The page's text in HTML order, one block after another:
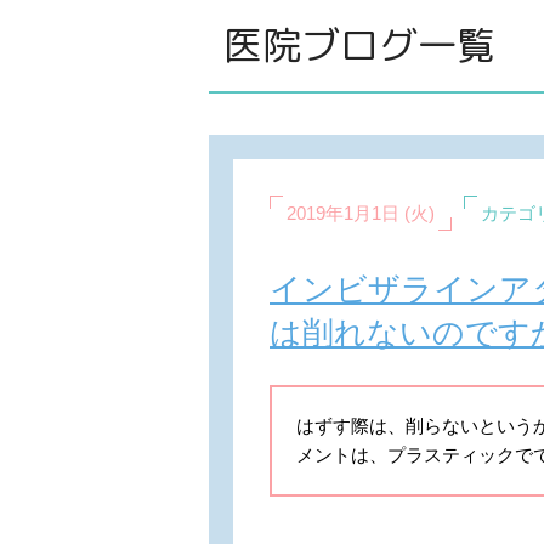
医院ブログ一覧
2019年1月1日 (火) カテゴ
インビザライン
は削れないのです
はずす際は、削らないという
メントは、プラスティック